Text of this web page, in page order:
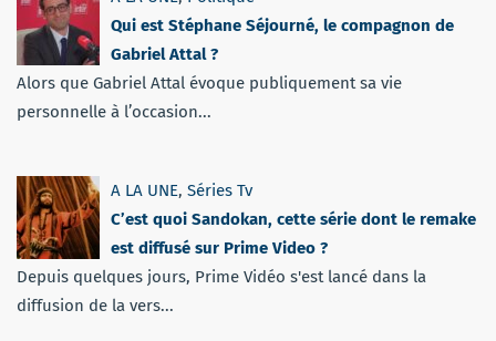
Qui est Stéphane Séjourné, le compagnon de
Gabriel Attal ?
Alors que Gabriel Attal évoque publiquement sa vie
personnelle à l’occasion...
A LA UNE, Séries Tv
C’est quoi Sandokan, cette série dont le remake
est diffusé sur Prime Video ?
Depuis quelques jours, Prime Vidéo s'est lancé dans la
diffusion de la vers...